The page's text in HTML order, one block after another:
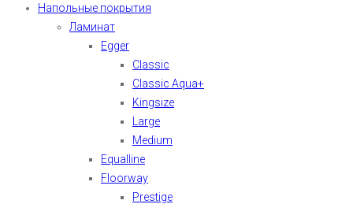
Напольные покрытия
Ламинат
Egger
Classic
Classic Aqua+
Kingsize
Large
Medium
Equalline
Floorway
Prestige